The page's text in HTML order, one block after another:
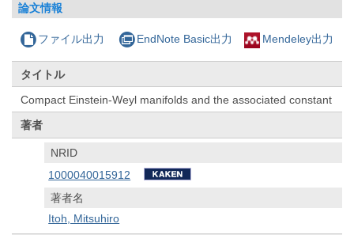
論文情報
ファイル出力 EndNote Basic出力 Mendeley出力
タイトル
Compact Einstein-Weyl manifolds and the associated constant
著者
NRID
1000040015912
著者名
Itoh, Mitsuhiro